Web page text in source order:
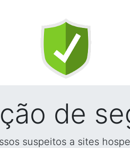
de
suspeitos a sites